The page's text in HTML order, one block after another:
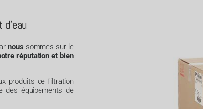
d'eau
nous sommes sur le
réputation et bien
produits de filtration
des équipements de